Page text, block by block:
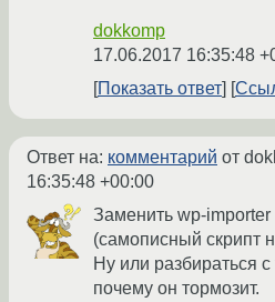
dokkomp
17.06.2017 16:35:48
Показать ответ
Ответ на: комментарий от
16:35:48 +00:00
Заменить wp-importer
(самописный скрипт
Ну или разбираться
почему он тормозит.